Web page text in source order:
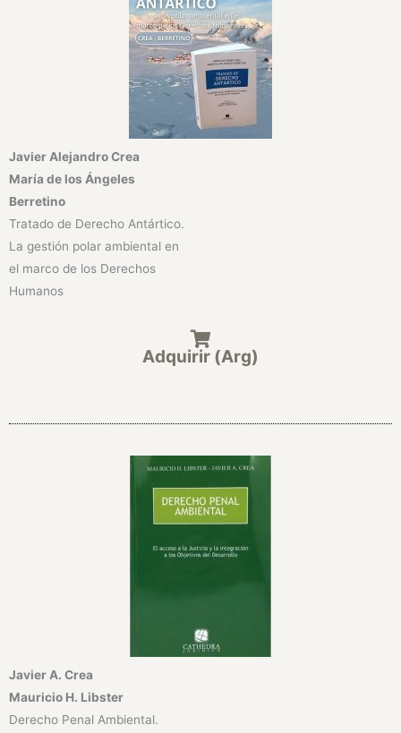
Javier Alejandro Crea
María de los Ángeles
Berretino
Tratado de Derecho Antártico.
La gestión polar ambiental en
el marco de los Derechos
Humanos
Adquirir (Arg)
Javier A. Crea
Mauricio H. Libster
Derecho Penal Ambiental.